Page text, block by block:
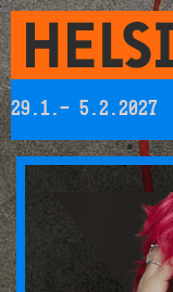
29.1.- 5.2.2027